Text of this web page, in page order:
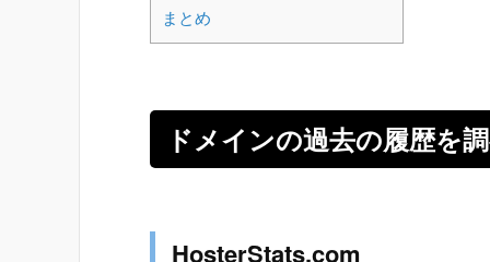
まとめ
ドメインの過去の履歴を
HosterStats.com